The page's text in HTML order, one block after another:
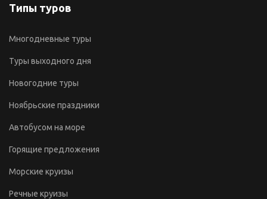
Типы туров
Многодневные туры
Туры выходного дня
Новогодние туры
Ноябрьские праздники
Автобусом на море
Горящие предложения
Морские круизы
Речные круизы